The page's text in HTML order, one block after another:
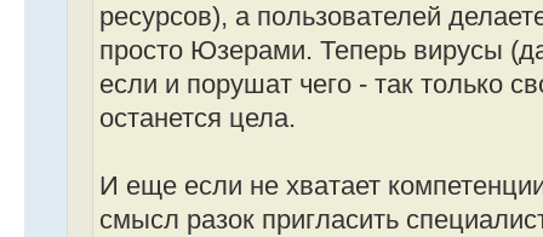
ресурсов), а пользователей
просто Юзерами. Теперь вирусы
если и порушат чего - так только
останется цела.
И еще если не хватает
смысл разок пригласить